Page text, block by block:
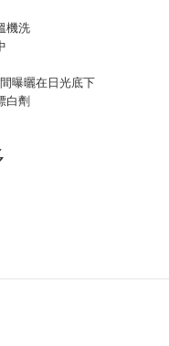
機洗
曝曬在日光底下
白劑